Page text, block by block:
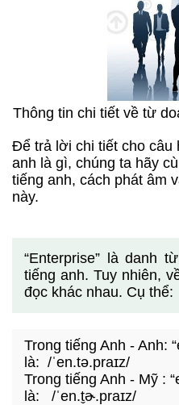
Thông tin chi tiết về từ
Để trả lời chi tiết cho câu
anh là gì, chúng ta hãy
tiếng anh, cách phát âm
này.
“Enterprise” là danh
tiếng anh. Tuy nhiên,
đọc khác nhau. Cụ thể:
Trong tiếng Anh - Anh:
là: /ˈen.tə.praɪz/
Trong tiếng Anh - Mỹ :
là: /ˈen.t̬ɚ.praɪz/